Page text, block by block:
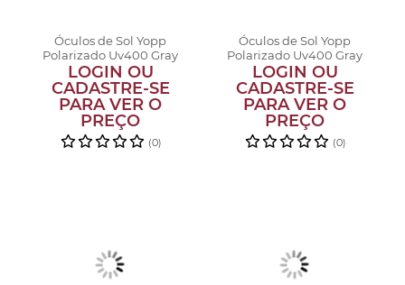
Óculos de Sol Yopp
Polarizado Uv400 Gray
Tu-ton A...
LOGIN OU
CADASTRE-SE
PARA VER O
PREÇO
(0)
Óculos de Sol Yopp
Polarizado Uv400 Gray
Tu-ton L...
LOGIN OU
CADASTRE-SE
PARA VER O
PREÇO
(0)